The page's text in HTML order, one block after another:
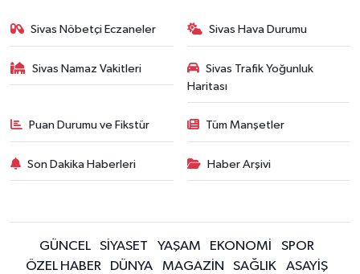
Sivas Nöbetçi Eczaneler Sivas Hava Durumu
Sivas Namaz Vakitleri
Sivas Trafik Yoğunluk
Haritası
Puan Durumu ve Fikstür Tüm Manşetler
Son Dakika Haberleri Haber Arşivi
GÜNCEL SİYASET YAŞAM EKONOMİ
SPOR
ÖZEL HABER
DÜNYA MAGAZİN SAĞLIK
ASAYİŞ